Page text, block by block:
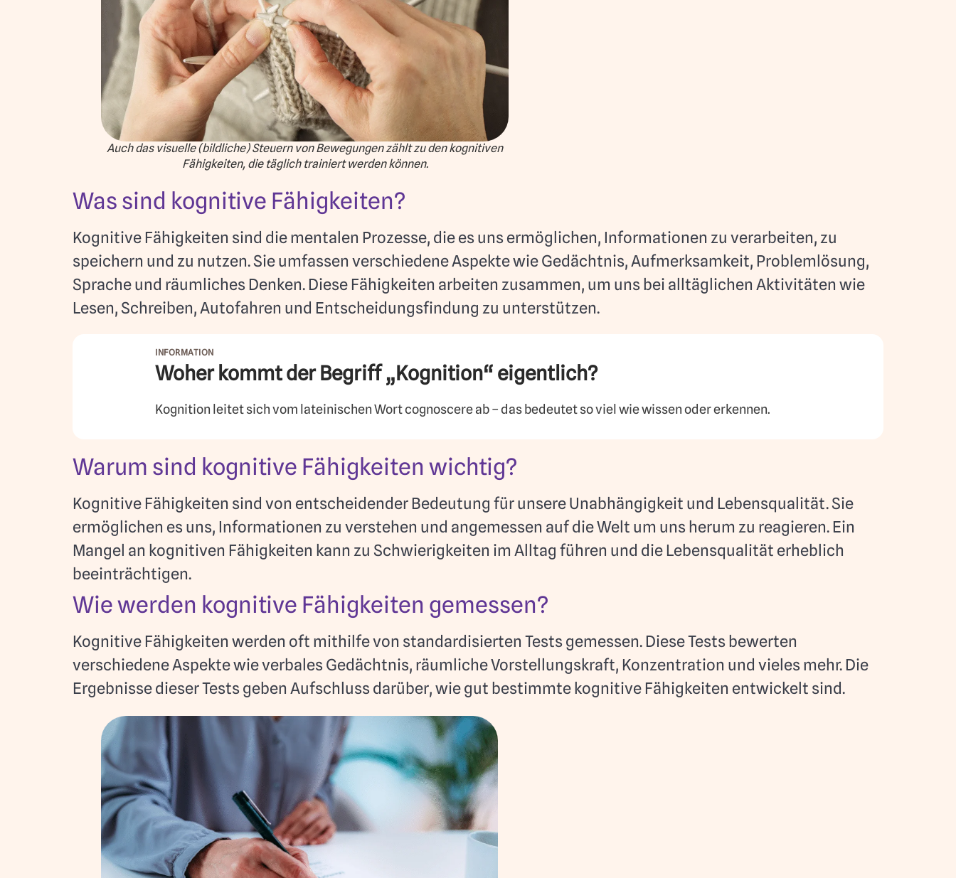
Auch das visuelle (bildliche) Steuern von Bewegungen zählt zu den kognitiven
Fähigkeiten, die täglich trainiert werden können.
Was sind kognitive Fähigkeiten?
Kognitive Fähigkeiten sind die mentalen Prozesse, die es uns ermöglichen, Informationen zu verarbeiten, zu
speichern und zu nutzen. Sie umfassen verschiedene Aspekte wie Gedächtnis, Aufmerksamkeit, Problemlösung,
Sprache und räumliches Denken. Diese Fähigkeiten arbeiten zusammen, um uns bei alltäglichen Aktivitäten wie
Lesen, Schreiben, Autofahren und Entscheidungsfindung zu unterstützen.
Woher kommt der Begriff „Kognition“ eigentlich?
Kognition leitet sich vom lateinischen Wort cognoscere ab – das bedeutet so viel wie wissen oder erkennen.
Warum sind kognitive Fähigkeiten wichtig?
Kognitive Fähigkeiten sind von entscheidender Bedeutung für unsere Unabhängigkeit und Lebensqualität. Sie
ermöglichen es uns, Informationen zu verstehen und angemessen auf die Welt um uns herum zu reagieren. Ein
Mangel an kognitiven Fähigkeiten kann zu Schwierigkeiten im Alltag führen und die Lebensqualität erheblich
beeinträchtigen.
Wie werden kognitive Fähigkeiten gemessen?
Kognitive Fähigkeiten werden oft mithilfe von standardisierten Tests gemessen. Diese Tests bewerten
verschiedene Aspekte wie verbales Gedächtnis, räumliche Vorstellungskraft, Konzentration und vieles mehr. Die
Ergebnisse dieser Tests geben Aufschluss darüber, wie gut bestimmte kognitive Fähigkeiten entwickelt sind.